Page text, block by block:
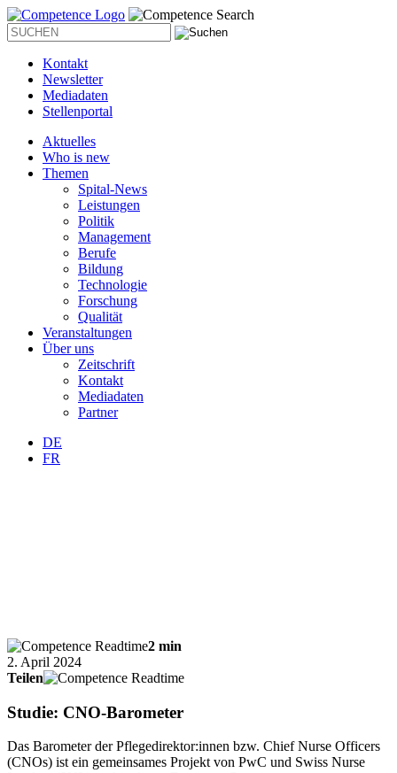
Kontakt
Newsletter
Mediadaten
Stellenportal
Aktuelles
Who is new
Themen
Spital-News
Leistungen
Politik
Management
Berufe
Bildung
Technologie
Forschung
Qualität
Veranstaltungen
Über uns
Zeitschrift
Kontakt
Mediadaten
Partner
DE
FR
2 min
2. April 2024
Teilen
Studie: CNO-Barometer
Das Barometer der Pflegedirektor:innen bzw. Chief Nurse Officers
(CNOs) ist ein gemeinsames Projekt von PwC und Swiss Nurse